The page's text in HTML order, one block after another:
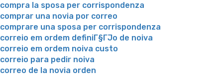
compra la sposa per corrispondenza
comprar una novia por correo
comprare una sposa per corrispondenza
correio em ordem definiГ§ГЈo de noiva
correio em ordem noiva custo
correio para pedir noiva
correo de la novia orden